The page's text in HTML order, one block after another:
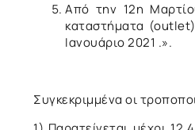
Από την 12η
καταστήματα
Ιανουάριο 2021 .».
Συγκεκριμμένα οι